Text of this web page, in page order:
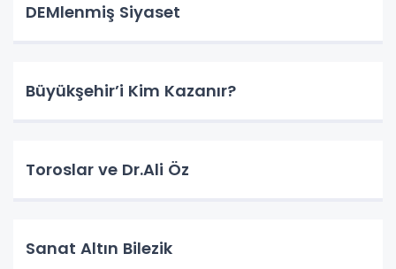
DEMlenmiş Siyaset
Büyükşehir’i Kim Kazanır?
Toroslar ve Dr.Ali Öz
Sanat Altın Bilezik